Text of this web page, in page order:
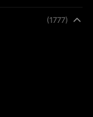
(1777)